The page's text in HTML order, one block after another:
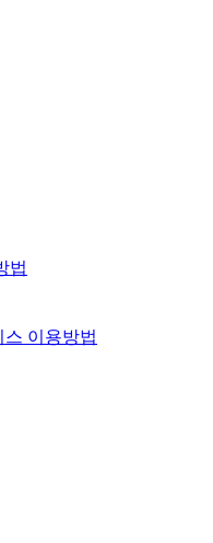
법
스 이용방법